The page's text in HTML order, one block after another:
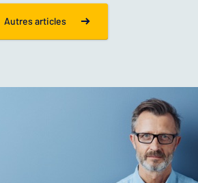
Autres articles